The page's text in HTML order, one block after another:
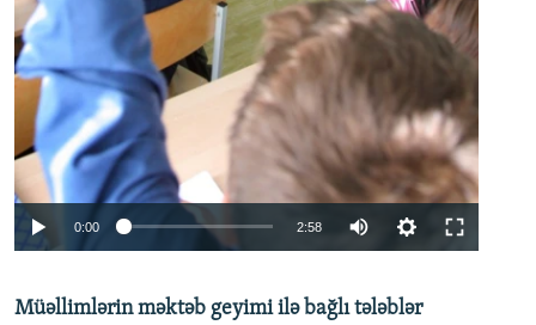
0:00 2:58
360p
Müəllimlərin məktəb geyimi ilə bağlı tələblər